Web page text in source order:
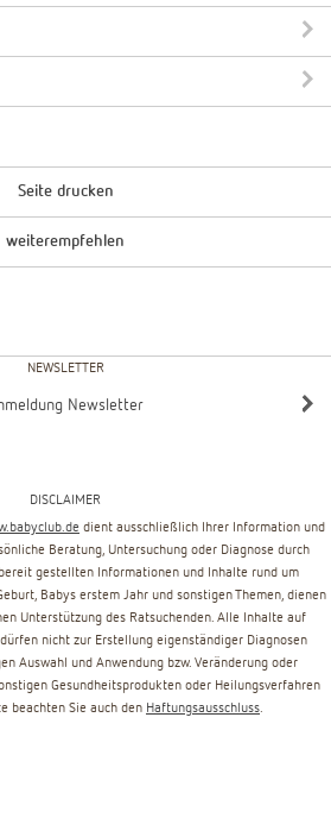
Seite drucken
weiterempfehlen
NEWSLETTER
Newsletter
DISCLAIMER
dient ausschließlich Ihrer Information und
Beratung, Untersuchung oder Diagnose durch
gestellten Informationen und Inhalte rund um
Babys erstem Jahr und sonstigen Themen, dienen
Unterstützung des Ratsuchenden. Alle Inhalte auf
nicht zur Erstellung eigenständiger Diagnosen
Auswahl und Anwendung bzw. Veränderung oder
Gesundheitsprodukten oder Heilungsverfahren
beachten Sie auch den Haftungsausschluss.